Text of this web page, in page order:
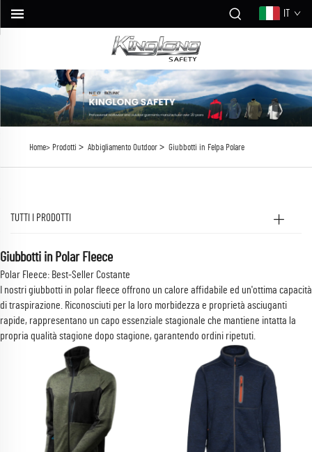
Home> Prodotti > Abbigliamento Outdoor> Giubbotti in Felpa Polare
TUTTI I PRODOTTI
Giubbotti in Polar Fleece
Polar Fleece: Best-Seller Costante
I nostri giubbotti in polar fleece offrono un calore affidabile ed un'ottima capacità
di traspirazione. Riconosciuti per la loro morbidezza e proprietà asciuganti
rapide, rappresentano un capo essenziale stagionale che mantiene intatta la
propria qualità stagione dopo stagione, garantendo ordini ripetuti.